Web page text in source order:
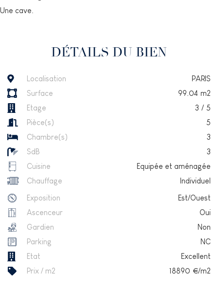
Une cave.
DÉTAILS DU BIEN
Localisation
PARIS
Surface
99.04 m2
Etage
3 / 5
Pièce(s)
5
Chambre(s)
3
SdB
3
Cuisine
Equipée et aménagée
Chauffage
Individuel
Exposition
Est/Ouest
Ascenceur
Oui
Gardien
Non
Parking
NC
Etat
Excellent
Prix / m2
18890 €/m2